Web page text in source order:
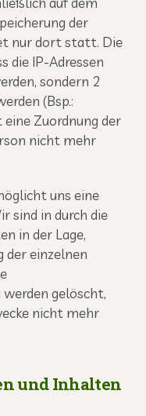
der
nur dort statt. Die
die IP-Adressen
sondern 2
(Bsp.:
eine Zuordnung der
nicht mehr
uns eine
sind in durch die
in der Lage,
der einzelnen
gelöscht,
nicht mehr
und Inhalten